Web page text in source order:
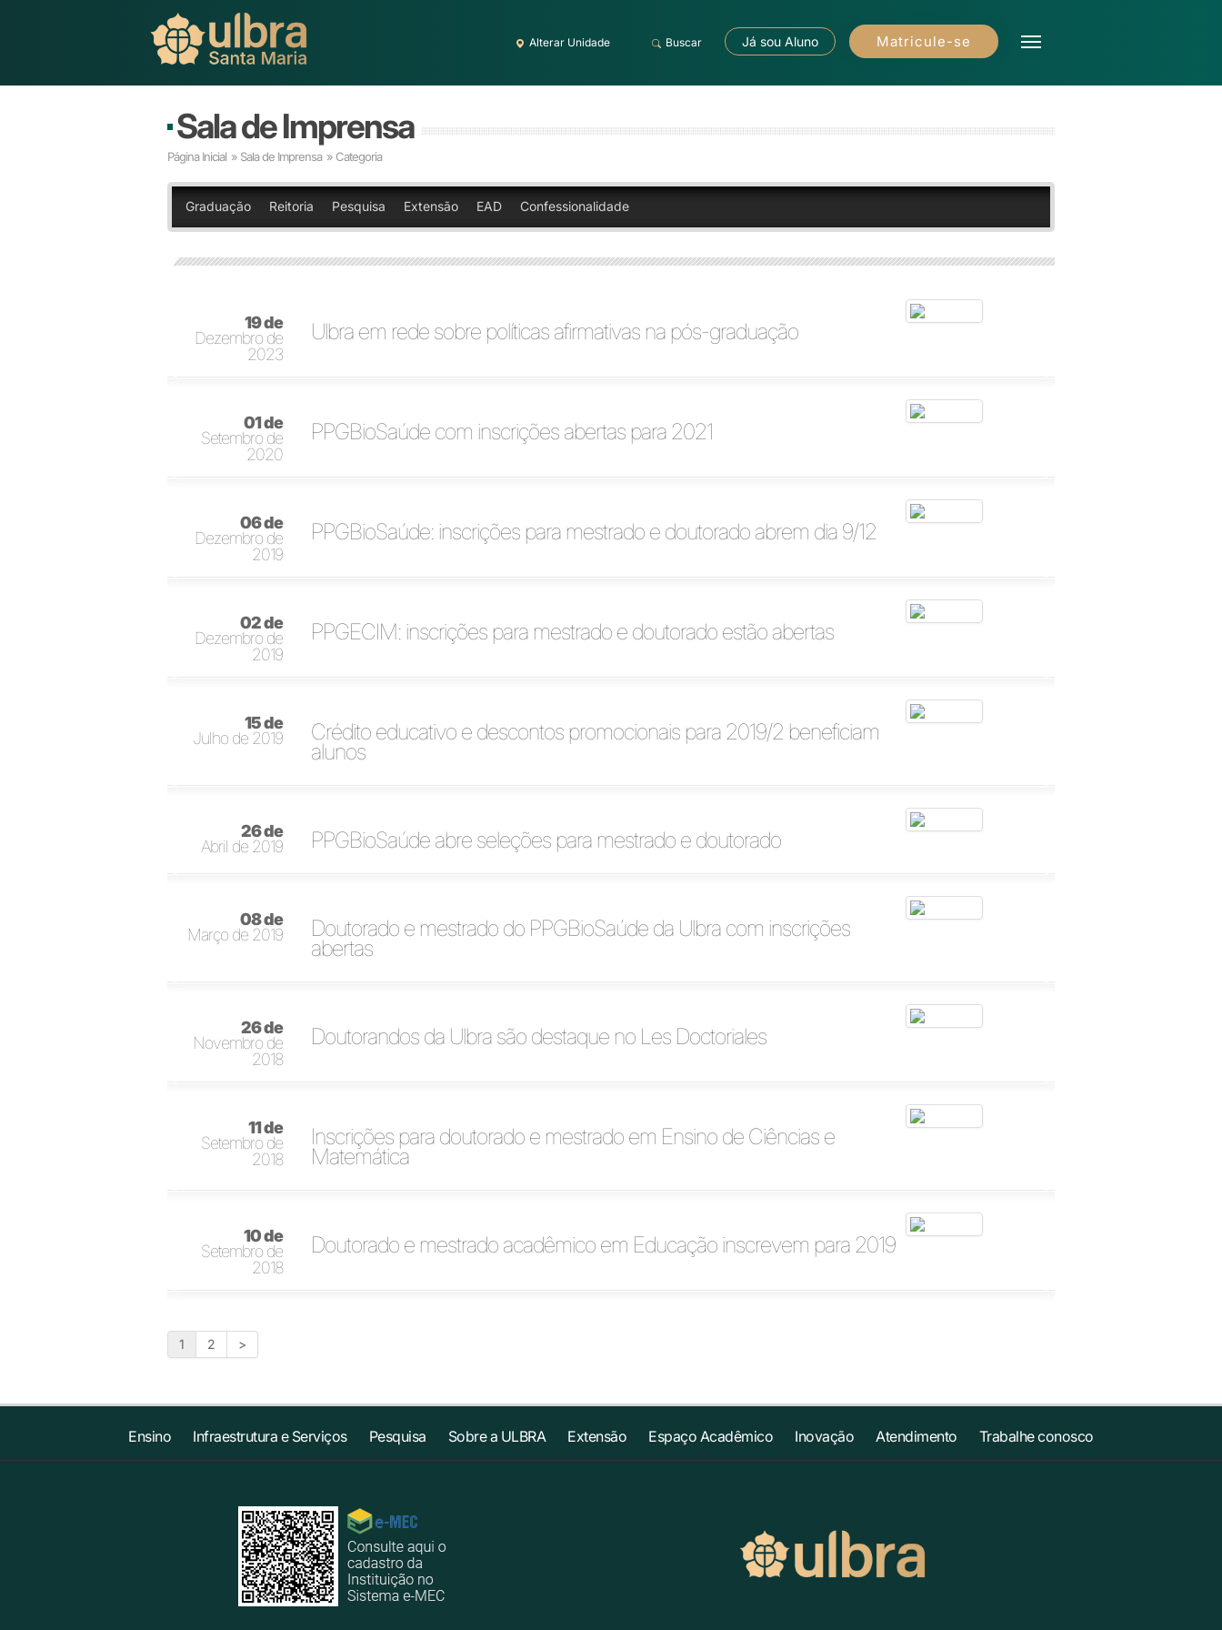
Alterar Unidade Buscar Já sou Aluno Matricule-se
Sala de Imprensa
Página Inicial » Sala de Imprensa » Categoria
Graduação Reitoria Pesquisa Extensão EAD Confessionalidade
19 de
Dezembro de
2023
Ulbra em rede sobre políticas afirmativas na pós-graduação
01 de
Setembro de
2020
PPGBioSaúde com inscrições abertas para 2021
06 de
Dezembro de
2019
PPGBioSaúde: inscrições para mestrado e doutorado abrem dia 9/12
02 de
Dezembro de
2019
PPGECIM: inscrições para mestrado e doutorado estão abertas
15 de
Julho de 2019
Crédito educativo e descontos promocionais para 2019/2 beneficiam
alunos
26 de
Abril de 2019
PPGBioSaúde abre seleções para mestrado e doutorado
08 de
Março de 2019
Doutorado e mestrado do PPGBioSaúde da Ulbra com inscrições
abertas
26 de
Novembro de
2018
Doutorandos da Ulbra são destaque no Les Doctoriales
11 de
Setembro de
2018
Inscrições para doutorado e mestrado em Ensino de Ciências e
Matemática
10 de
Setembro de
2018
Doutorado e mestrado acadêmico em Educação inscrevem para 2019
1 2 >
Ensino Infraestrutura e Serviços Pesquisa Sobre a ULBRA Extensão Espaço Acadêmico Inovação Atendimento Trabalhe conosco